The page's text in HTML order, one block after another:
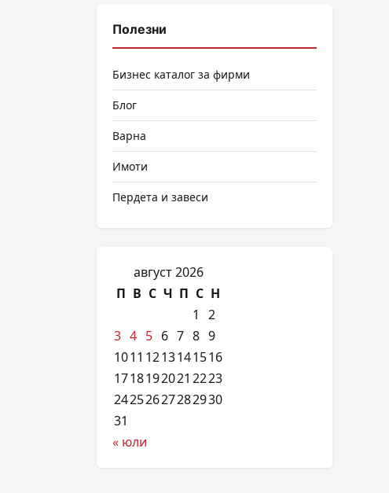
Полезни
Бизнес каталог за фирми
Блог
Варна
Имоти
Пердета и завеси
август 2026
П В С Ч П С Н
1
2
3 4 5 6 7 8 9
1011 1213141516
1718192021 2223
24252627282930
31
« юли